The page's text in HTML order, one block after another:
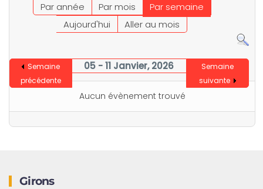
Par année Par mois
Par semaine
Aujourd'hui
Aller au mois
Semaine
précédente
05 - 11 Janvier, 2026
Semaine
suivante
Aucun évènement trouvé
Girons